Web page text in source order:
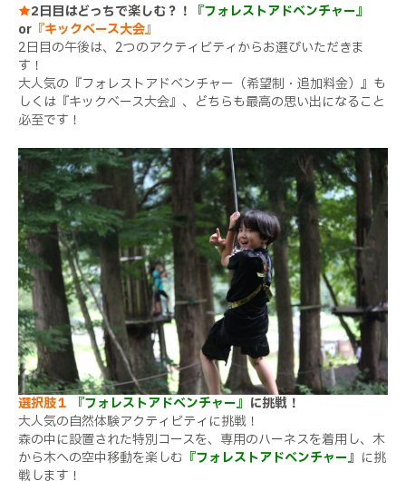
★2日目はどっちで楽しむ？！
『フォレストアドベンチャー』
or 『キックベース大会』
2日目の午後は、2つのアクティビティからお選びいただきま
す！
大人気の『フォレストアドベンチャー（希望制・追加料金）』も
しくは『キックベース大会』、どちらも最高の思い出になること
必至です！
選択肢１ 『フォレストアドベンチャー』 に挑戦！
大人気の自然体験アクティビティに挑戦！
森の中に設置された特別コースを、専用のハーネスを着用し、木
から木への空中移動を楽しむ 『フォレストアドベンチャー』 に挑
戦します！